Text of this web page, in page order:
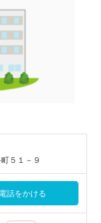
５１－９
話をかける